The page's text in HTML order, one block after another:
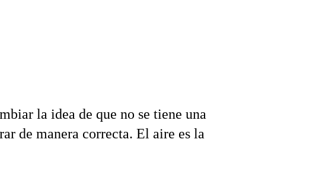
de manera correcta. El aire es la